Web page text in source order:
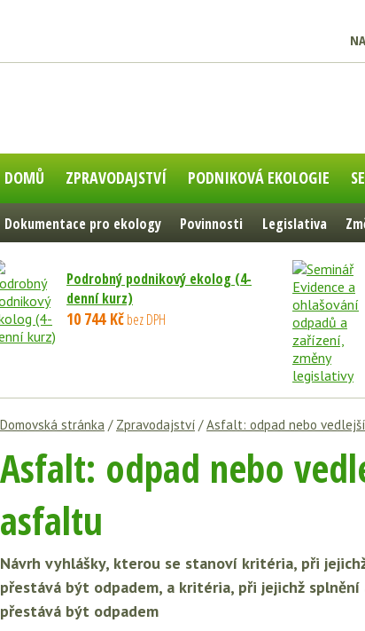
DOMŮ ZPRAVODAJSTVÍ PODNIKOVÁ EKOLOGIE
Dokumentace pro ekology Povinnosti Legislativa
Podrobný podnikový ekolog (4-
denní kurz)
10 744 Kčbez DPH
Domovská stránka / Zpravodajství /Asfalt: odpad nebo
Asfalt: odpad nebo
asfaltu
Návrh vyhlášky, kterou se stanoví kritéria, při
přestává být odpadem, a kritéria, při jejichž
přestává být odpadem